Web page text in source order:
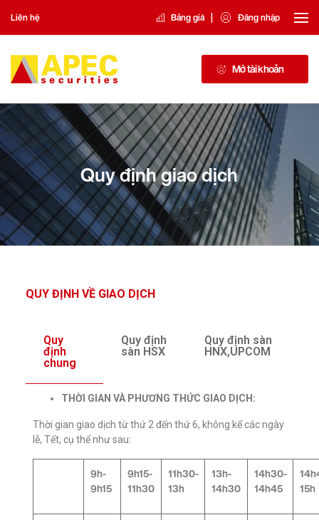
Liên hệ Bảng giá | Đăng nhập
Mở tài khoản
Quy định giao dịch
QUY ĐỊNH VỀ GIAO DỊCH
Quy
định
chung
Quy định
sàn HSX
Quy định sàn
HNX,UPCOM
THỜI GIAN VÀ PHƯƠNG THỨC GIAO DỊCH:
Thời gian giao dịch từ thứ 2 đến thứ 6, không kể các ngày
lễ, Tết, cụ thể như sau:
9h-
9h15
9h15-
11h30
11h30-
13h
13h-
14h30
14h30-
14h45
15h